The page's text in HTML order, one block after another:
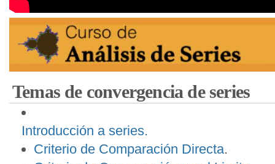
Temas de convergencia de series
Introducción a series.
Criterio de Comparación Directa.